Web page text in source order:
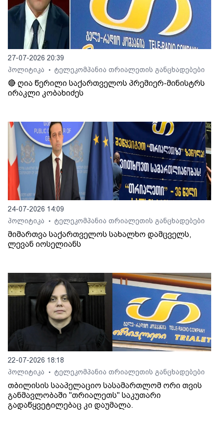
27-07-2026 20:39
პოლიტიკა
• ტელეკომპანია თრიალეთის განცხადებები
🔴 ღია წერილი საქართველოს პრემიერ-მინისტრს
ირაკლი კობახიძეს
24-07-2026 14:09
პოლიტიკა
• ტელეკომპანია თრიალეთის განცხადებები
მიმართვა საქართველოს სახალხო დამცველს,
ლევან იოსელიანს
22-07-2026 18:18
პოლიტიკა
• ტელეკომპანია თრიალეთის განცხადებები
თბილისის სააპელაციო სასამართლომ ორი თვის
განმავლობაში "თრიალეთს" საკუთარი
გადაწყვეტილებაც კი დაუმალა.